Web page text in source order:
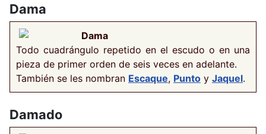
Dama
Dama
Todo cuadrángulo repetido en el escudo o en una
pieza de primer orden de seis veces en adelante.
También se les nombran Escaque, Punto y Jaquel.
Damado